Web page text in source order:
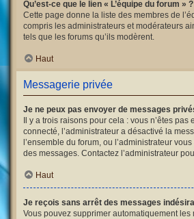
Qu’est-ce que le lien « L’équipe du forum » ?
Cette page donne la liste des membres de
compris les administrateurs et modérateurs
tels que les forums qu’ils modèrent.
Haut
Messagerie privée
Je ne peux pas envoyer de messages
Il y a trois raisons pour cela : vous n’êtes pas
connecté, l’administrateur a désactivé la
l’ensemble du forum, ou l’administrateur
des messages. Contactez l’administrateur
Haut
Je reçois sans arrêt des messages
Vous pouvez supprimer automatiquement les